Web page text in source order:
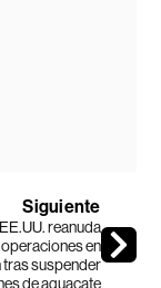
Siguiente
EE.UU. reanuda
en
tras suspender
de aguacate